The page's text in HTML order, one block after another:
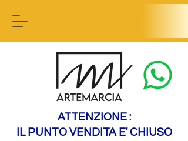
ATTENZIONE :
IL PUNTO VENDITA E' CHIUSO